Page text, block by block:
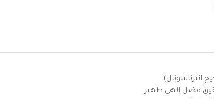
انترناشونال)
تحقيق فضل إلهي ظهير